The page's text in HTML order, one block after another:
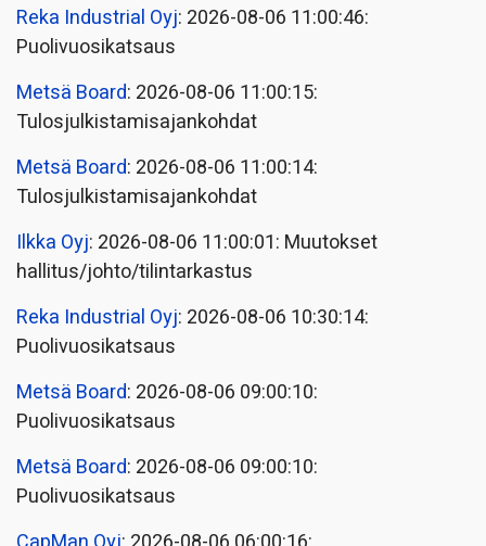
Reka Industrial Oyj: 2026-08-06 11:00:46:
Puolivuosikatsaus
Metsä Board: 2026-08-06 11:00:15:
Tulosjulkistamisajankohdat
Metsä Board: 2026-08-06 11:00:14:
Tulosjulkistamisajankohdat
Ilkka Oyj: 2026-08-06 11:00:01: Muutokset
hallitus/johto/tilintarkastus
Reka Industrial Oyj: 2026-08-06 10:30:14:
Puolivuosikatsaus
Metsä Board: 2026-08-06 09:00:10:
Puolivuosikatsaus
Metsä Board: 2026-08-06 09:00:10:
Puolivuosikatsaus